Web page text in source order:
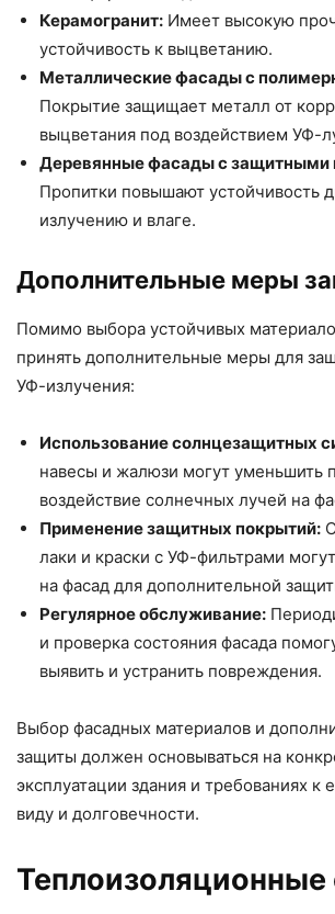
Керамогранит: Имеет высокую
устойчивость к выцветанию.
Металлические фасады с
Покрытие защищает металл от
выцветания под воздействием УФ-
Деревянные фасады с защитными
Пропитки повышают устойчивость
излучению и влаге.
Дополнительные меры
Помимо выбора устойчивых
принять дополнительные меры для
УФ-излучения:
Использование солнцезащитных
навесы и жалюзи могут уменьшить
воздействие солнечных лучей на
Применение защитных покрытий:
лаки и краски с УФ-фильтрами
на фасад для дополнительной
Регулярное обслуживание:
и проверка состояния фасада
выявить и устранить повреждения.
Выбор фасадных материалов и
защиты должен основываться на
эксплуатации здания и требованиях к
виду и долговечности.
Теплоизоляционные